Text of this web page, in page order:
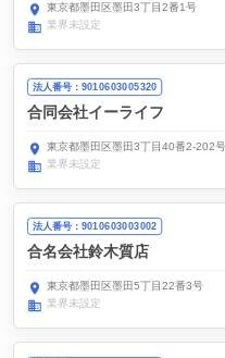
東京都墨田区墨田3丁目2番1号
業界未設定
法人番号：9010603005320
合同会社イーライフ
東京都墨田区墨田3丁目40番2-202号
業界未設定
法人番号：9010603003002
合名会社鈴木質店
東京都墨田区墨田5丁目22番3号
業界未設定